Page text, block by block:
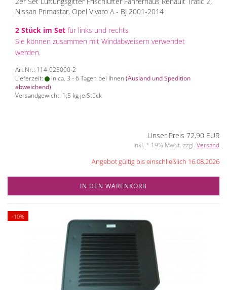
Nissan Primastar, Opel Vivaro A - BJ 2001-2014
2 Stück im Set für links und rechts
Sie können zusammen mit Windabweisern verwendet
werden.
Art.Nr.: 114-025000-2
Lieferzeit:
In ca. 3 - 6 Tagen bei Ihnen (Ausland und Spedition
abweichend)
Versandgewicht: 1,5 kg je Stück
Unser Preis 72,90 EUR
inkl. * 19% MwSt. zzgl. Versand
Angebot gültig bis einschließlich 16.08.2026
IN DEN WARENKORB
-10%